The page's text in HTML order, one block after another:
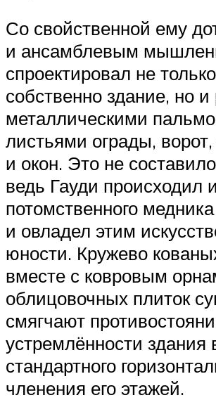
Со свойственной ему
и ансамблевым
спроектировал не только
собственно здание, но
металлическими
листьями ограды,
и окон. Это не
ведь Гауди происходил
потомственного
и овладел этим
юности. Кружево
вместе с ковровым
облицовочных плиток
смягчают
устремлённости здания
стандартного
членения его этажей.